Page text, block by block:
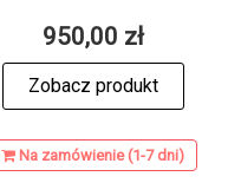
950,00 zł
Zobacz produkt
Na zamówienie (1-7 dni)